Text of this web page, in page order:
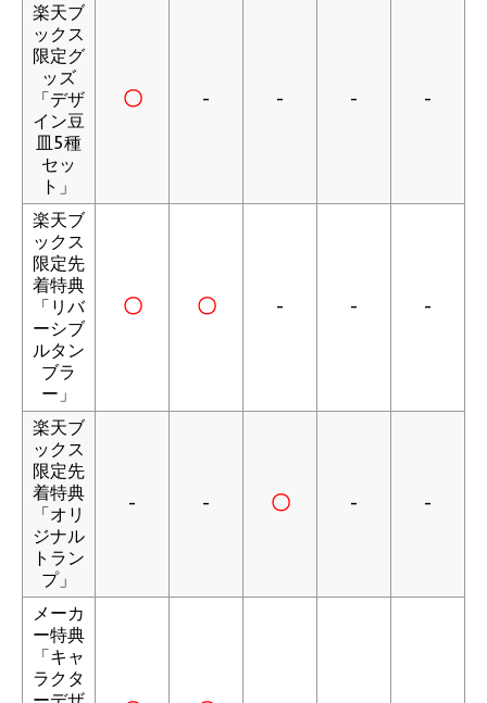
楽天ブ
ックス
限定グ
ッズ
「デザ
イン豆
皿5種
セッ
ト」
〇 - - - -
楽天ブ
ックス
限定先
着特典
「リバ
ーシブ
ルタン
ブラ
ー」
〇 〇 - - -
楽天ブ
ックス
限定先
着特典
「オリ
ジナル
トラン
プ」
- - 〇 - -
メーカ
ー特典
「キャ
ラクタ